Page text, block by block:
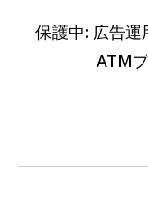
保護中: 広告運
ATM